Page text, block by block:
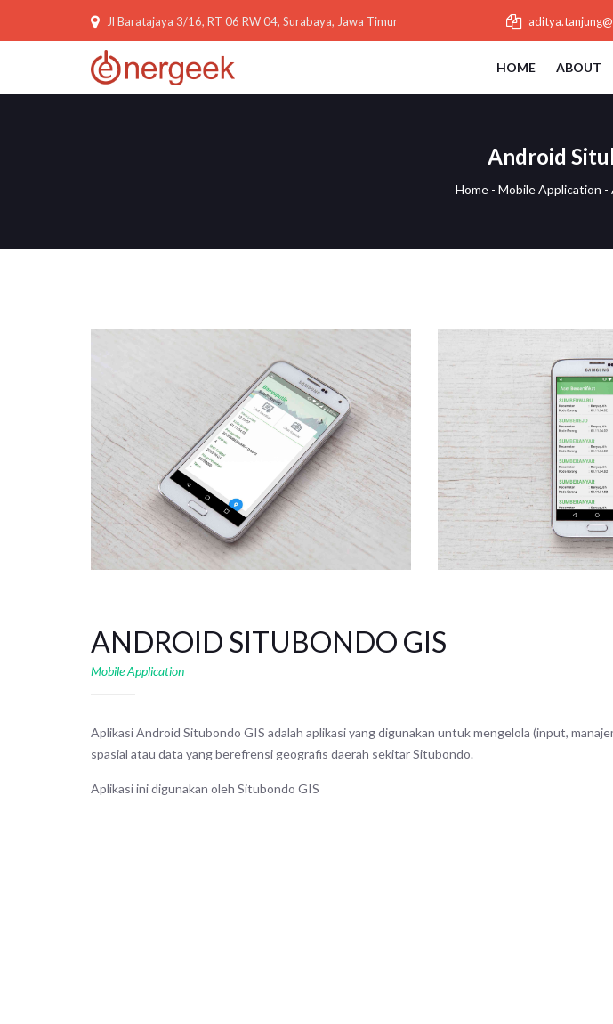
Jl Baratajaya 3/16, RT 06 RW 04, Surabaya, Jawa Timur
HOME ABOUT
Android
Home - Mobile Application -
ANDROID SITUBONDO GIS
Mobile Application
Aplikasi Android Situbondo GIS adalah aplikasi yang digunakan untuk mengelola (input,
spasial atau data yang berefrensi geografis daerah sekitar Situbondo.
Aplikasi ini digunakan oleh Situbondo GIS